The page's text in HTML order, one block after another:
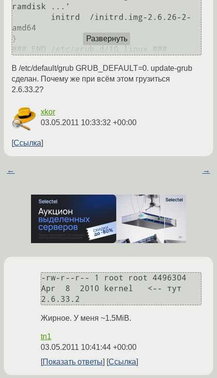
ramdisk ...'
amd64
}
Развернуть
В /etc/default/grub GRUB_DEFAULT=0. update-grub
сделан. Почему же при всём этом грузиться
2.6.33.2?
xkor
03.05.2011 10:33:32 +00:00
Ссылка
← →
-rw-r--r-- 1 root root 4496304
Apr  8  2010 kernel   <-- тут
2.6.33.2
Жирное. У меня ~1.5MiB.
tn1
03.05.2011 10:41:44 +00:00
Показать ответы
Ссылка